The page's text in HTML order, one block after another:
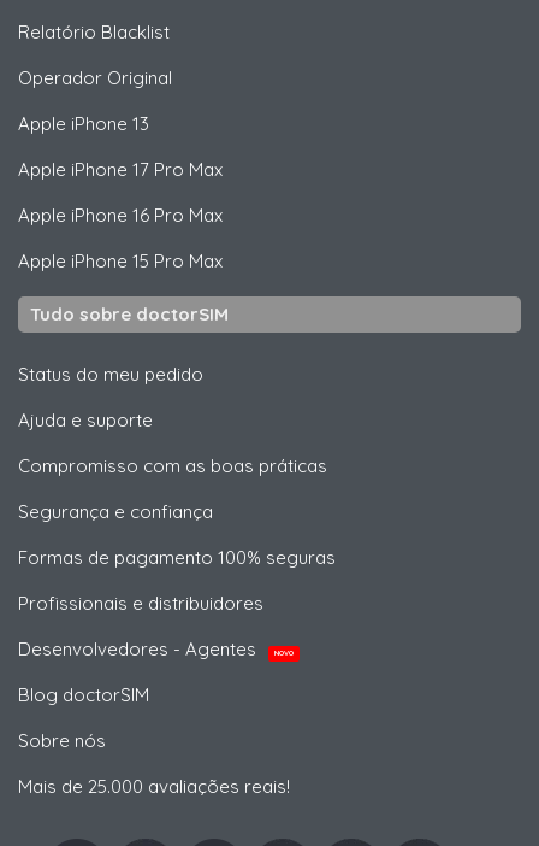
Relatório Blacklist
Operador Original
Apple iPhone 13
Apple iPhone 17 Pro Max
Apple iPhone 16 Pro Max
Apple iPhone 15 Pro Max
Tudo sobre doctorSIM
Status do meu pedido
Ajuda e suporte
Compromisso com as boas práticas
Segurança e confiança
Formas de pagamento 100% seguras
Profissionais e distribuidores
Desenvolvedores - Agentes
NOVO
Blog doctorSIM
Sobre nós
Mais de 25.000 avaliações reais!